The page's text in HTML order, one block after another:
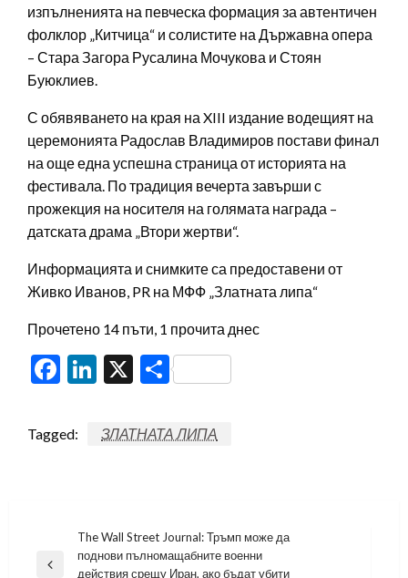
изпълненията на певческа формация за автентичен
фолклор „Китчица“ и солистите на Държавна опера
– Стара Загора Русалина Мочукова и Стоян
Буюклиев.
С обявяването на края на XIII издание водещият на
церемонията Радослав Владимиров постави финал
на още една успешна страница от историята на
фестивала. По традиция вечерта завърши с
прожекция на носителя на голямата награда –
датската драма „Втори жертви“.
Информацията и снимките са предоставени от
Живко Иванов, PR на МФФ „Златната липа“
Прочетено 14 пъти, 1 прочита днес
Facebook
LinkedIn
X Share
Tagged: ЗЛАТНАТА ЛИПА
Навигация
Previous
The Wall Street Journal: Тръмп може да
поднови пълномащабните военни
действия срещу Иран, ако бъдат убити